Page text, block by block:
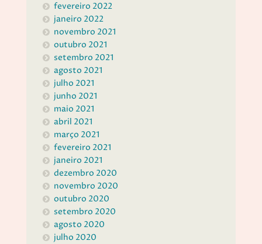
fevereiro 2022
janeiro 2022
novembro 2021
outubro 2021
setembro 2021
agosto 2021
julho 2021
junho 2021
maio 2021
abril 2021
março 2021
fevereiro 2021
janeiro 2021
dezembro 2020
novembro 2020
outubro 2020
setembro 2020
agosto 2020
julho 2020